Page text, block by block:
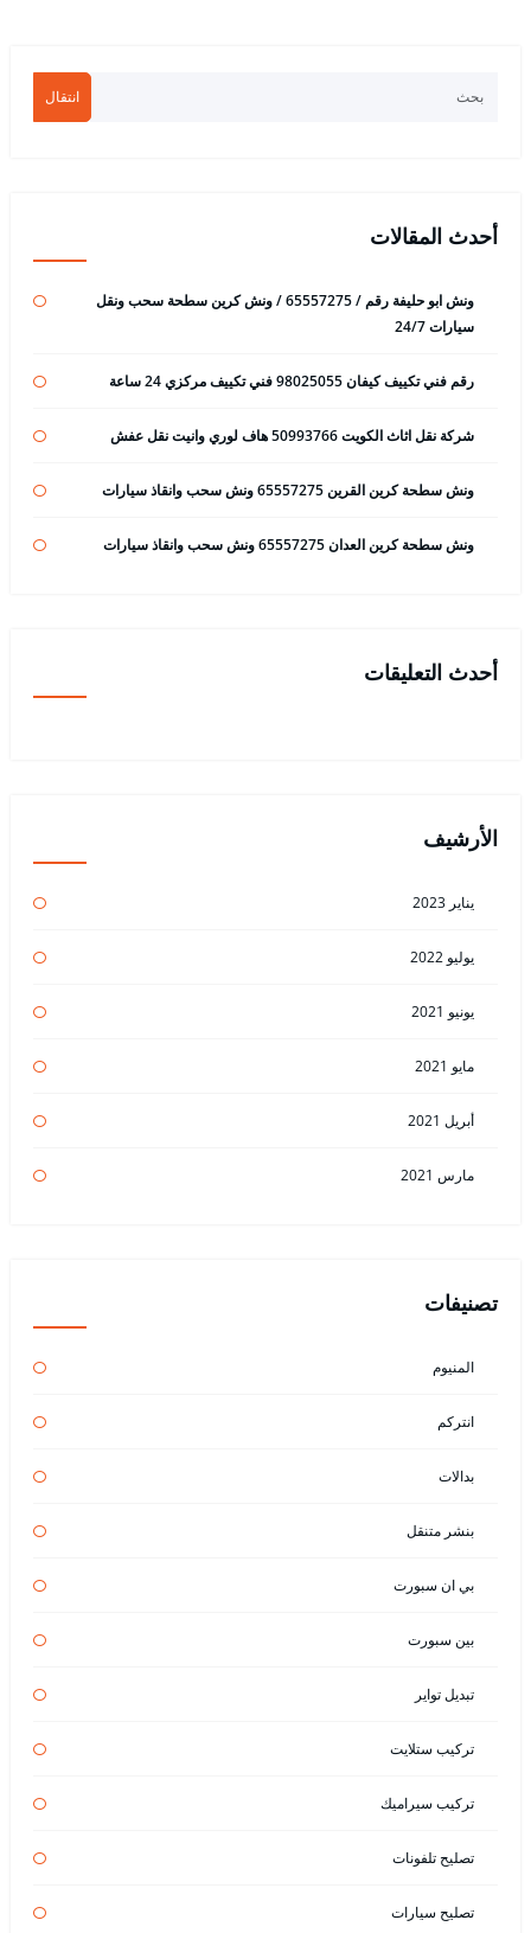
انتقال
أحدث المقالات
ونش ابو حليفة رقم / 65557275 / ونش كرين سطحة سحب ونقل
سيارات 24/7
رقم فني تكييف كيفان 98025055 فني تكييف مركزي 24 ساعة
شركة نقل اثاث الكويت 50993766 هاف لوري وانيت نقل عفش
ونش سطحة كرين القرين 65557275 ونش سحب وانقاذ سيارات
ونش سطحة كرين العدان 65557275 ونش سحب وانقاذ سيارات
أحدث التعليقات
الأرشيف
يناير 2023
يوليو 2022
يونيو 2021
مايو 2021
أبريل 2021
مارس 2021
تصنيفات
المنيوم
انتركم
بدالات
بنشر متنقل
بي ان سبورت
بين سبورت
تبديل تواير
تركيب ستلايت
تركيب سيراميك
تصليح تلفونات
تصليح سيارات